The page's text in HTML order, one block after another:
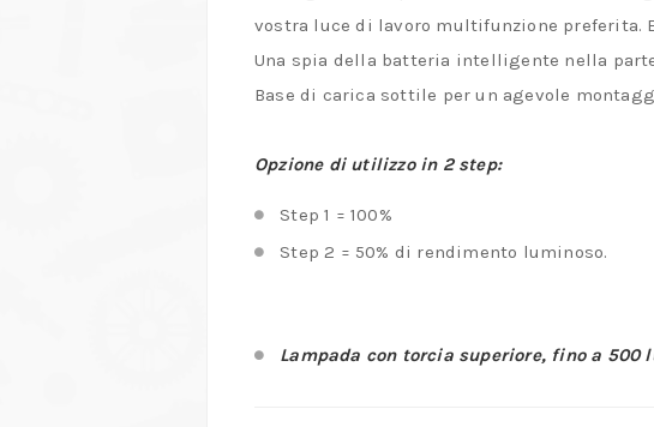
vostra luce di lavoro multifunzione preferita.
Una spia della batteria intelligente nella
Base di carica sottile per un agevole
Opzione di utilizzo in 2 step:
Step 1 = 100%
Step 2 = 50% di rendimento luminoso.
Lampada con torcia superiore, fino a 500